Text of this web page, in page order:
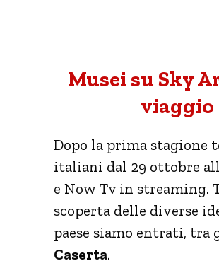
Musei su Sky
viaggio
Dopo la prima stagione
italiani dal 29 ottobre
e Now Tv in streaming.
scoperta delle diverse
paese siamo entrati, tra
Caserta.